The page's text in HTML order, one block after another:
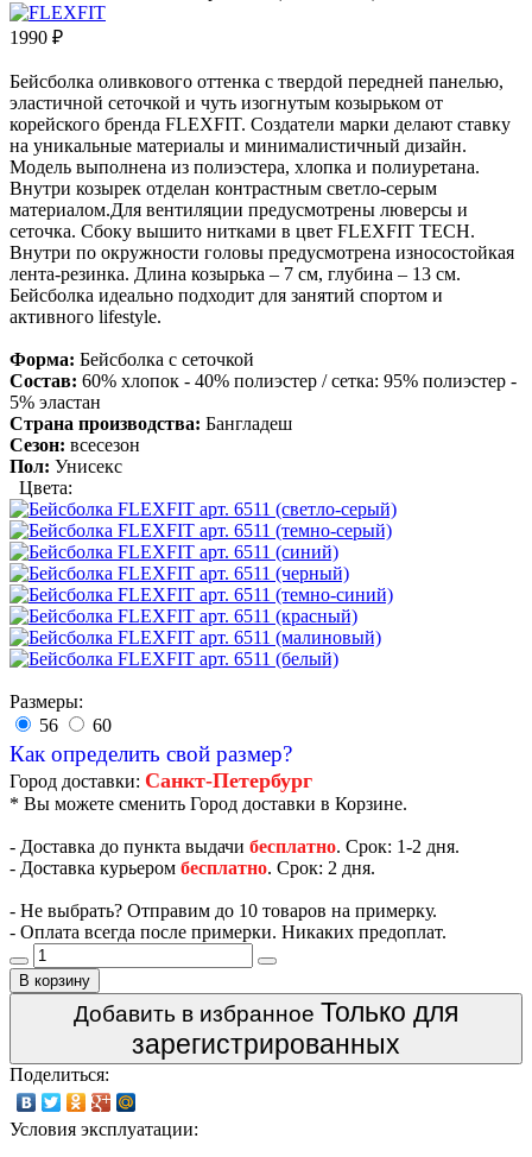
1990 ₽
Бейсболка оливкового оттенка с твердой передней панелью,
эластичной сеточкой и чуть изогнутым козырьком от
корейского бренда FLEXFIT. Создатели марки делают ставку
на уникальные материалы и минималистичный дизайн.
Модель выполнена из полиэстера, хлопка и полиуретана.
Внутри козырек отделан контрастным светло-серым
материалом.Для вентиляции предусмотрены люверсы и
сеточка. Сбоку вышито нитками в цвет FLEXFIT TECH.
Внутри по окружности головы предусмотрена износостойкая
лента-резинка. Длина козырька – 7 см, глубина – 13 см.
Бейсболка идеально подходит для занятий спортом и
активного lifestyle.
Форма: Бейсболка с сеточкой
Состав: 60% хлопок - 40% полиэстер / ceтка: 95% полиэстер -
5% эластан
Страна производства: Бангладеш
Сезон: всесезон
Пол: Унисекс
Цвета:
Размеры:
56
60
Как определить свой размер?
Город доставки: Санкт-Петербург
* Вы можете сменить Город доставки в Корзине.
- Доставка до пункта выдачи бесплатно. Срок: 1-2 дня.
- Доставка курьером бесплатно. Срок: 2 дня.
- Не выбрать? Отправим до 10 товаров на примерку.
- Оплата всегда после примерки. Никаких предоплат.
В корзину
Добавить в избранное Только для
зарегистрированных
Поделиться:
Условия эксплуатации: